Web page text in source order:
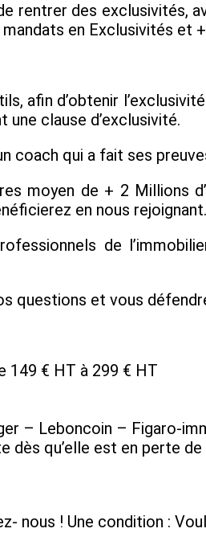
des exclusivités,
en Exclusivités et
afin d’obtenir
clause d’exclusivité.
coach qui a fait ses
moyen de + 2 Millions
en nous rejoignant.
de
questions et vous
149 € HT à 299 € HT
– Leboncoin – Figaro-
dès qu’elle est en perte
nous ! Une condition :